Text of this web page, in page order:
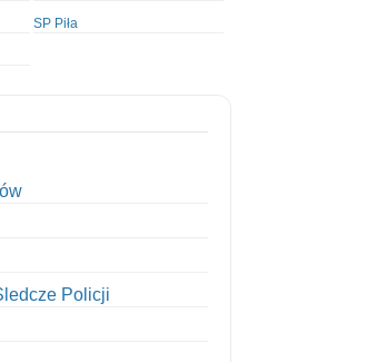
SP Piła
Policji